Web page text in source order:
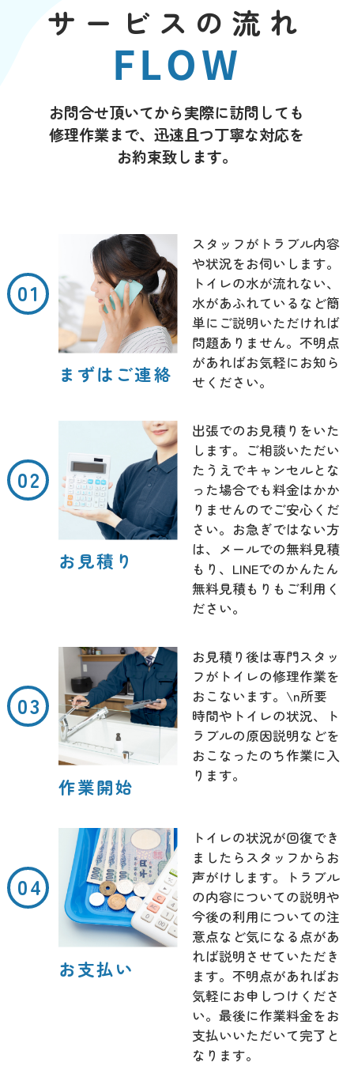
サービスの流れ
FLOW
お問合せ頂いてから実際に訪問しても
修理作業まで、迅速且つ丁寧な対応を
お約束致します。
まずはご連絡
スタッフがトラブル内容
や状況をお伺いします。
トイレの水が流れない、
水があふれているなど簡
単にご説明いただければ
問題ありません。不明点
があればお気軽にお知ら
せください。
お見積り
出張でのお見積りをいた
します。ご相談いただい
たうえでキャンセルとな
った場合でも料金はかか
りませんのでご安心くだ
さい。お急ぎではない方
は、メールでの無料見積
もり、LINEでのかんたん
無料見積もりもご利用く
ださい。
作業開始
お見積り後は専門スタッ
フがトイレの修理作業を
おこないます。\n所要
時間やトイレの状況、ト
ラブルの原因説明などを
おこなったのち作業に入
ります。
お支払い
トイレの状況が回復でき
ましたらスタッフからお
声がけします。トラブル
の内容についての説明や
今後の利用についての注
意点など気になる点があ
れば説明させていただき
ます。不明点があればお
気軽にお申しつけくださ
い。最後に作業料金をお
支払いいただいて完了と
なります。